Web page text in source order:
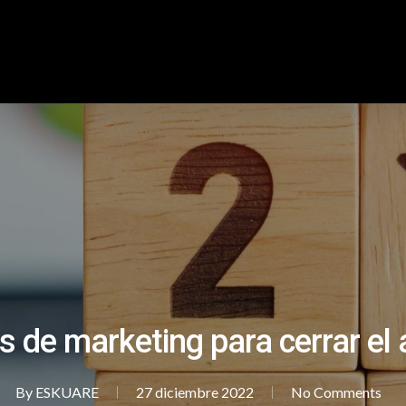
de marketing para cerrar el
By ESKUARE 27 diciembre 2022 No Comments